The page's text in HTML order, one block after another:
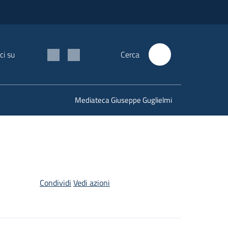
su Cerca
Mediateca Giuseppe Guglielmi
Condividi Vedi azioni